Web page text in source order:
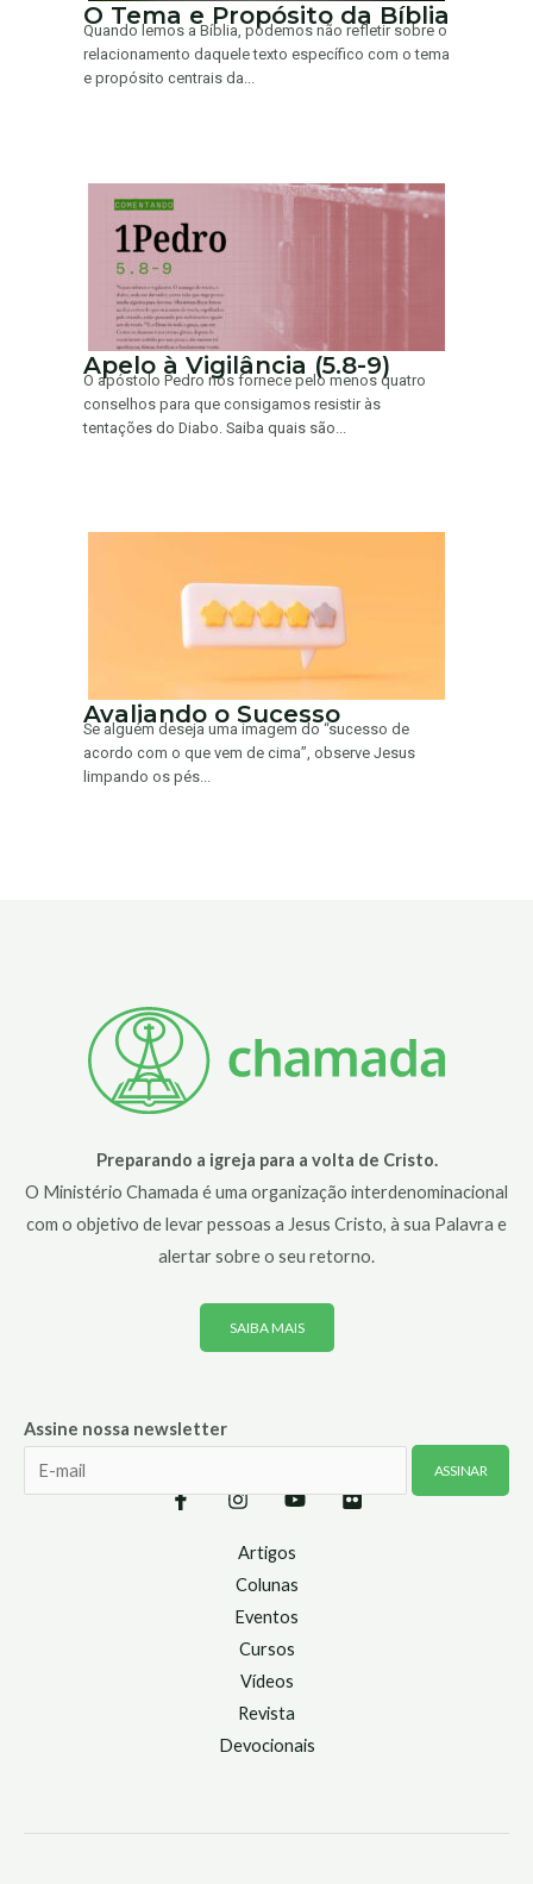
O Tema e Propósito da Bíblia
Quando lemos a Bíblia, podemos não refletir sobre o
relacionamento daquele texto específico com o tema
e propósito centrais da...
Apelo à Vigilância (5.8-9)
O apóstolo Pedro nos fornece pelo menos quatro
conselhos para que consigamos resistir às
tentações do Diabo. Saiba quais são...
Avaliando o Sucesso
Se alguém deseja uma imagem do “sucesso de
acordo com o que vem de cima”, observe Jesus
limpando os pés...
Preparando a igreja para a volta de Cristo.
O Ministério Chamada é uma organização interdenominacional
com o objetivo de levar pessoas a Jesus Cristo, à sua Palavra e
alertar sobre o seu retorno.
SAIBA MAIS
Assine nossa newsletter
Artigos
Colunas
Eventos
Cursos
Vídeos
Revista
Devocionais